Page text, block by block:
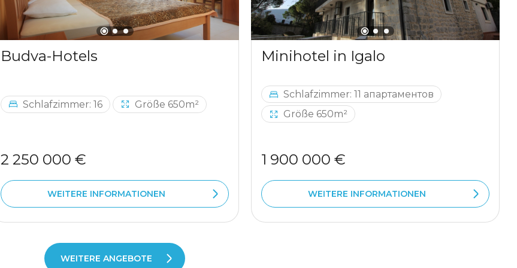
Budva-Hotels
Schlafzimmer: 16 Größe 650m²
2 250 000 €
WEITERE INFORMATIONEN
Minihotel in Igalo
Schlafzimmer: 11 апартаментов
Größe 650m²
1 900 000 €
WEITERE INFORMATIONEN
WEITERE ANGEBOTE